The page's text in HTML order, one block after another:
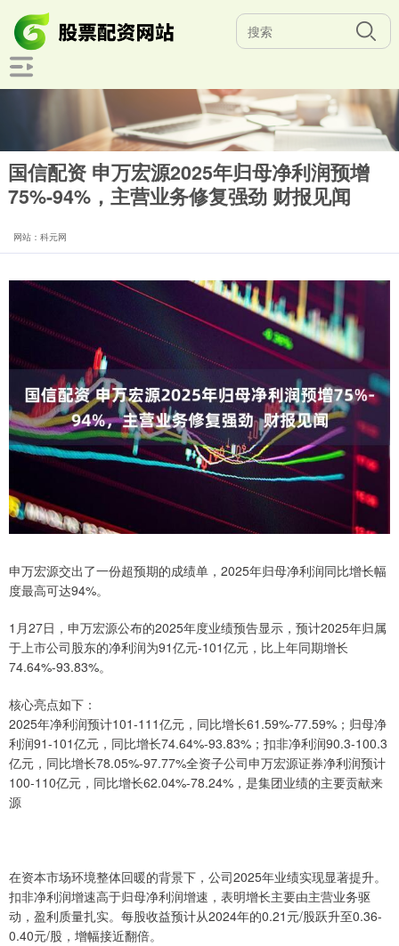
国信配资 申万宏源2025年归母净利润预增
75%-94%，主营业务修复强劲 财报见闻
网站：科元网
申万宏源交出了一份超预期的成绩单，2025年归母净利润同比增长幅
度最高可达94%。
1月27日，申万宏源公布的2025年度业绩预告显示，预计2025年归属
于上市公司股东的净利润为91亿元-101亿元，比上年同期增长
74.64%-93.83%。
核心亮点如下：
2025年净利润预计101-111亿元，同比增长61.59%-77.59%；归母净
利润91-101亿元，同比增长74.64%-93.83%；扣非净利润90.3-100.3
亿元，同比增长78.05%-97.77%全资子公司申万宏源证券净利润预计
100-110亿元，同比增长62.04%-78.24%，是集团业绩的主要贡献来
源
在资本市场环境整体回暖的背景下，公司2025年业绩实现显著提升。
扣非净利润增速高于归母净利润增速，表明增长主要由主营业务驱
动，盈利质量扎实。每股收益预计从2024年的0.21元/股跃升至0.36-
0.40元/股，增幅接近翻倍。